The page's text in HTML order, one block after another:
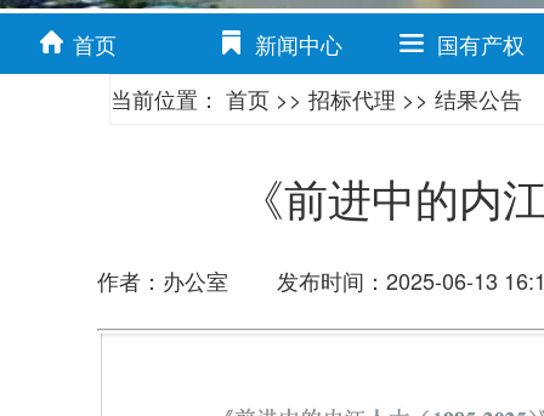
首页 新闻中心
国有产权
当前位置： 首页 >> 招标代理 >> 结果公告
《前进中的内
作者：办公室 发布时间：2025-06-13